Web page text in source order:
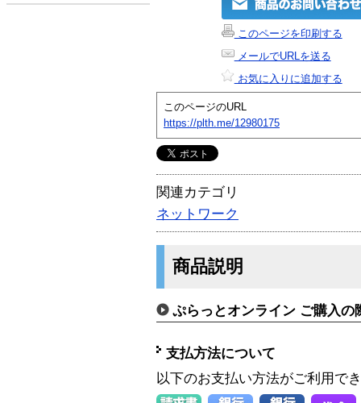
このページを印刷する
メールでURLを送る
お気に入りに追加する
このページのURL
https://plth.me/12980175
関連カテゴリ
ネットワーク
商品説明
ぷらっとオンライン ご購入の
支払方法について
以下のお支払い方法がご利用で